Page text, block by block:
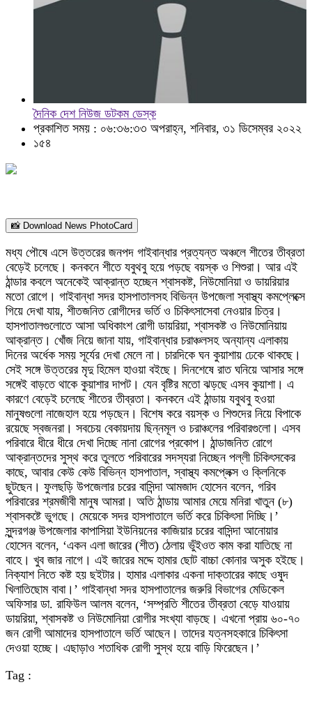
দৈনিক দেশ নিউজ ডটকম ডেস্ক
প্রকাশিত সময় : ০৬:৩৬:৩৩ অপরাহ্ন, শনিবার, ৩১ ডিসেম্বর ২০২২
১৫৪
📸 Download News PhotoCard
মধ্য পৌষে এসে উত্তরের জনপদ গাইবান্ধার প্রত্যন্ত অঞ্চলে শীতের তীব্রতা
বেড়েই চলেছে। কনকনে শীতে যবুথবু হয়ে পড়ছে বয়স্ক ও শিশুরা। আর এই
ঠান্ডার কবলে অনেকেই আক্রান্ত হচ্ছেন শ্বাসকষ্ট, নিউমোনিয়া ও ডায়রিয়ার
মতো রোগে। গাইবান্ধা সদর হাসপাতালসহ বিভিন্ন উপজেলা স্বাস্থ্য কমপ্লেক্সে
গিয়ে দেখা যায়, শীতজনিত রোগীদের ভর্তি ও চিকিৎসাসেবা নেওয়ার চিত্র।
হাসপাতালগুলোতে আসা অধিকাংশ রোগী ডায়রিয়া, শ্বাসকষ্ট ও নিউমোনিয়ায়
আক্রান্ত। খোঁজ নিয়ে জানা যায়, গাইবান্ধার চরাঞ্চলসহ অন্যান্য এলাকায়
দিনের অর্ধেক সময় সূর্যের দেখা মেলে না। চারদিকে ঘন কুয়াশায় ঢেকে থাকছে।
সেই সঙ্গে উত্তরের মৃদু হিমেল হাওয়া বইছে। দিনশেষে রাত ঘনিয়ে আসার সঙ্গে
সঙ্গেই বাড়তে থাকে কুয়াশার দাপট। যেন বৃষ্টির মতো ঝড়ছে এসব কুয়াশা। এ
কারণে বেড়েই চলেছে শীতের তীব্রতা। কনকনে এই ঠান্ডায় যবুথবু হওয়া
মানুষগুলো নাজেহাল হয়ে পড়ছেন। বিশেষ করে বয়স্ক ও শিশুদের নিয়ে বিপাকে
রয়েছে স্বজনরা। সবচেয় বেকায়দায় ছিন্নমূল ও চরাঞ্চলের পরিবারগুলো। এসব
পরিবারে ধীরে ধীরে দেখা দিচ্ছে নানা রোগের প্রকোপ। ঠান্ডাজনিত রোগে
আক্রান্তদের সুস্থ করে তুলতে পরিবারের সদস্যরা নিচ্ছেন পল্লী চিকিৎসকের
কাছে, আবার কেউ কেউ বিভিন্ন হাসপাতাল, স্বাস্থ্য কমপ্লেক্স ও ক্লিনিকে
ছুটছেন। ফুলছড়ি উপজেলার চরের বাসিন্দা আমজাদ হোসেন বলেন, গরিব
পরিবারের শ্রমজীবী মানুষ আমরা। অতি ঠান্ডায় আমার মেয়ে মনিরা খাতুন (৮)
শ্বাসকষ্টে ভুগছে। মেয়েকে সদর হাসপাতালে ভর্তি করে চিকিৎসা দিচ্ছি।’
সুন্দরগঞ্জ উপজেলার কাপাসিয়া ইউনিয়নের কাজিয়ার চরের বাসিন্দা আনোয়ার
হোসেন বলেন, ‘একন এলা জারের (শীত) ঠেলায় ভুঁইওত কাম করা যাতিছে না
বাহে। খুব জার নাগে। এই জারের মদ্দে হামার ছোট বাচ্চা কোনার অসুক হইছে।
নিক্যাশ নিতে কষ্ট হয় ছইটার। হামার এলাকার একনা দাক্তারের কাছে ওষুদ
খিলাতিছোম বাবা।’ গাইবান্ধা সদর হাসপাতালের জরুরি বিভাগের মেডিকেল
অফিসার ডা. রাফিউল আলম বলেন, ‘সম্প্রতি শীতের তীব্রতা বেড়ে যাওয়ায়
ডায়রিয়া, শ্বাসকষ্ট ও নিউমোনিয়া রোগীর সংখ্যা বাড়ছে। এখনো প্রায় ৬০-৭০
জন রোগী আমাদের হাসপাতালে ভর্তি আছেন। তাদের যত্নসহকারে চিকিৎসা
দেওয়া হচ্ছে। এছাড়াও শতাধিক রোগী সুস্থ হয়ে বাড়ি ফিরেছেন।’
Tag :